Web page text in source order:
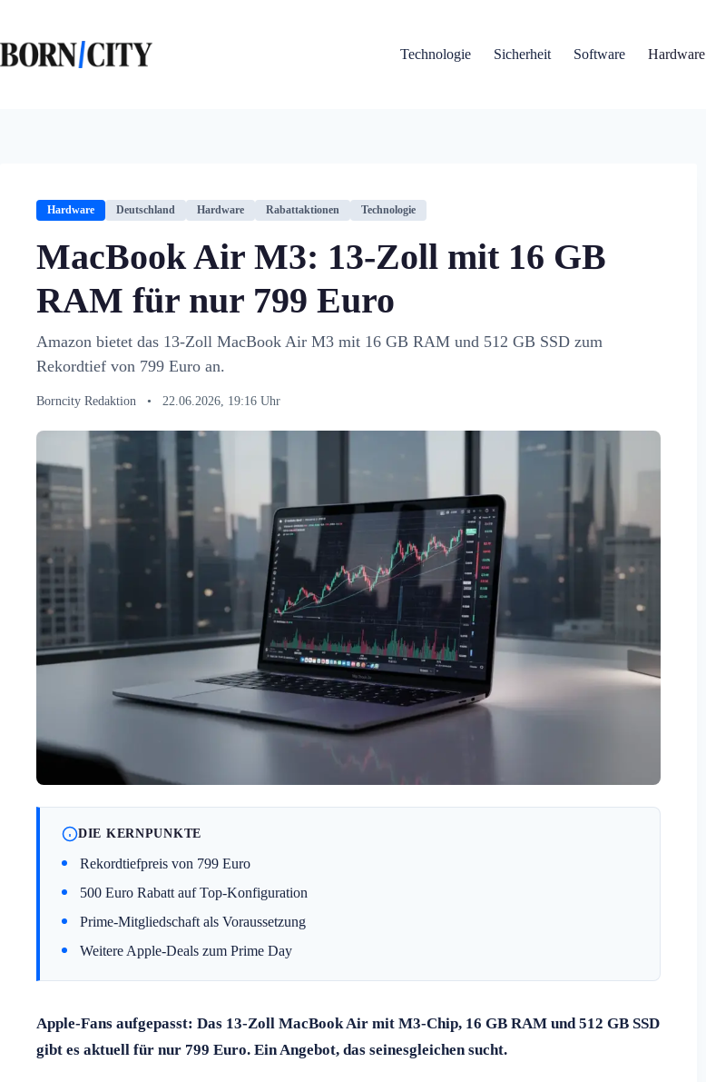
springen
Technologie
Sicherheit Software Hardware
Hardware Deutschland Hardware Rabattaktionen Technologie
MacBook Air M3: 13-Zoll mit 16 GB
RAM für nur 799 Euro
Amazon bietet das 13-Zoll MacBook Air M3 mit 16 GB RAM und 512 GB SSD zum
Rekordtief von 799 Euro an.
Borncity Redaktion • 22.06.2026, 19:16 Uhr
DIE KERNPUNKTE
Rekordtiefpreis von 799 Euro
500 Euro Rabatt auf Top-Konfiguration
Prime-Mitgliedschaft als Voraussetzung
Weitere Apple-Deals zum Prime Day
Apple-Fans aufgepasst: Das 13-Zoll MacBook Air mit M3-Chip, 16 GB RAM und 512 GB SSD
gibt es aktuell für nur 799 Euro. Ein Angebot, das seinesgleichen sucht.